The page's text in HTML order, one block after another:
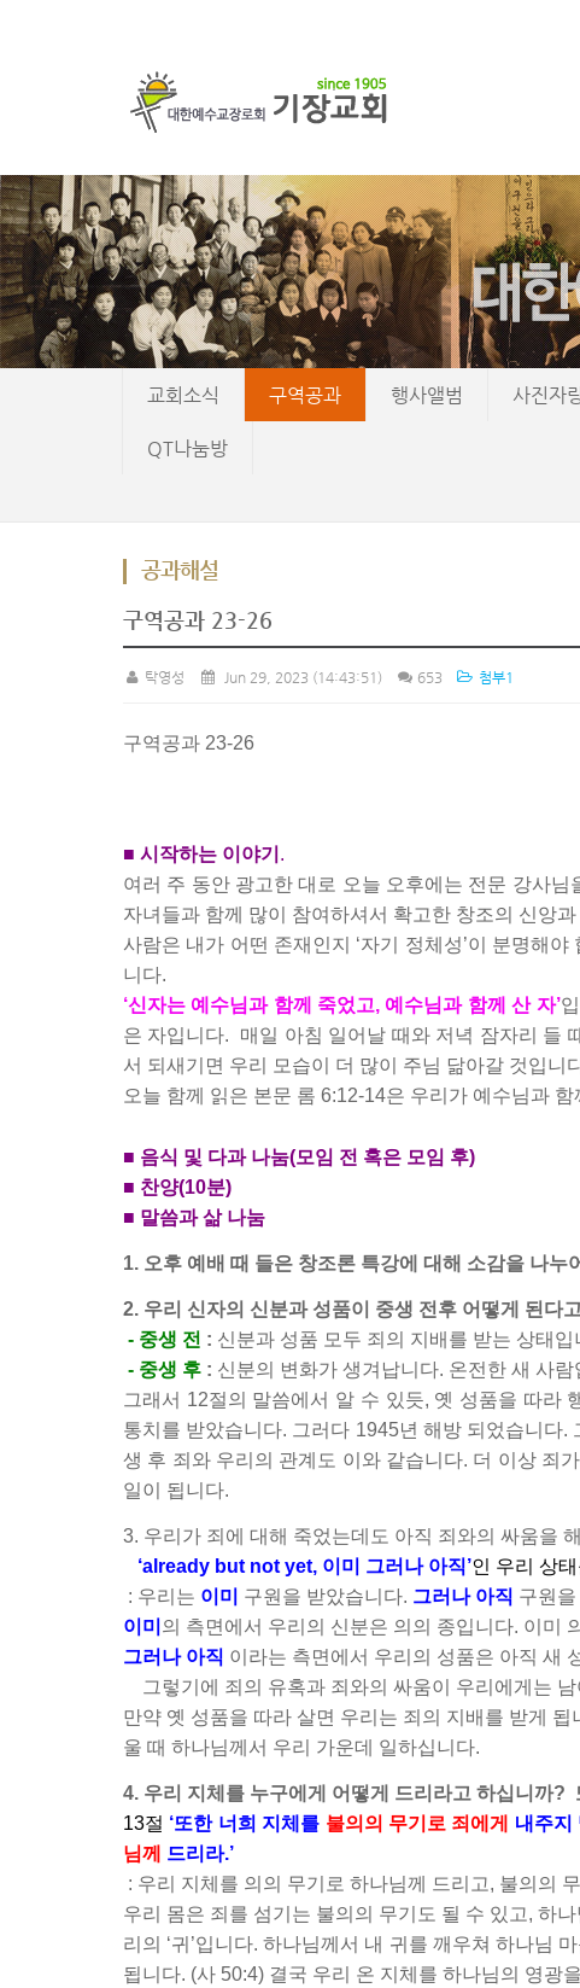
교회소식 구역공과 행사앨범 사진자
QT나눔방
공과해설
구역공과 23-26
탁영성 Jun 29, 2023 (14:43:51) 653 첨부1
구역공과 23-26
■ 시작하는 이야기 .
여러 주 동안 광고한 대로 오늘 오후에는 전문 강사
자녀들과 함께 많이 참여하셔서 확고한 창조의 신앙
사람은 내가 어떤 존재인지 ‘자기 정체성’이 분명해
니다.
‘신자는 예수님과 함께 죽었고, 예수님과 함께 산 자’
은 자입니다.
매일 아침 일어날 때와 저녁 잠자리 들
서 되새기면 우리 모습이 더 많이 주님 닮아갈 것입니
오늘 함께 읽은 본문 롬 6:12-14은 우리가 예수님과
■ 음식 및 다과 나눔(모임 전 혹은 모임 후)
■ 찬양(10분)
■ 말씀과 삶 나눔
1. 오후 예배 때 들은 창조론 특강에 대해 소감을 나누
2. 우리 신자의 신분과 성품이 중생 전후 어떻게 된다
- 중생 전 : 신분과 성품 모두 죄의 지배를 받는 상태입
- 중생 후 : 신분의 변화가 생겨납니다. 온전한 새 사
그래서 12절의 말씀에서 알 수 있듯, 옛 성품을 따라
통치를 받았습니다. 그러다 1945년 해방 되었습니다
생 후 죄와 우리의 관계도 이와 같습니다. 더 이상 죄
일이 됩니다.
3. 우리가 죄에 대해 죽었는데도 아직 죄와의 싸움을
‘already but not yet, 이미 그러나 아직’인 우리 상
: 우리는 이미 구원을 받았습니다. 그러나 아직 구원
이미 의 측면에서 우리의 신분은 의의 종입니다. 이미
그러나 아직 이라는 측면에서 우리의 성품은 아직 새
그렇기에 죄의 유혹과 죄와의 싸움이 우리에게는
만약 옛 성품을 따라 살면 우리는 죄의 지배를 받게
울 때 하나님께서 우리 가운데 일하십니다.
4. 우리 지체를 누구에게 어떻게 드리라고 하십니까?
13절 ‘또한 너희 지체를 불의의 무기로 죄에게 내주지
님께
드리라.’
: 우리 지체를 의의 무기로 하나님께 드리고, 불의의
우리 몸은 죄를 섬기는 불의의 무기도 될 수 있고, 하
리의 ‘귀’입니다. 하나님께서 내 귀를 깨우쳐 하나님
됩니다. (사 50:4) 결국 우리 온 지체를 하나님의 영광